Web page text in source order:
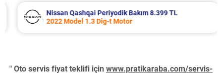
Nissan Qashqai Periyodik Bakım 8.399 TL
2022 Model 1.3 Dig-t Motor
" Oto servis fiyat teklifi için www.pratikaraba.com/servis-